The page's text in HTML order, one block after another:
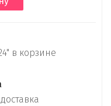
в корзине